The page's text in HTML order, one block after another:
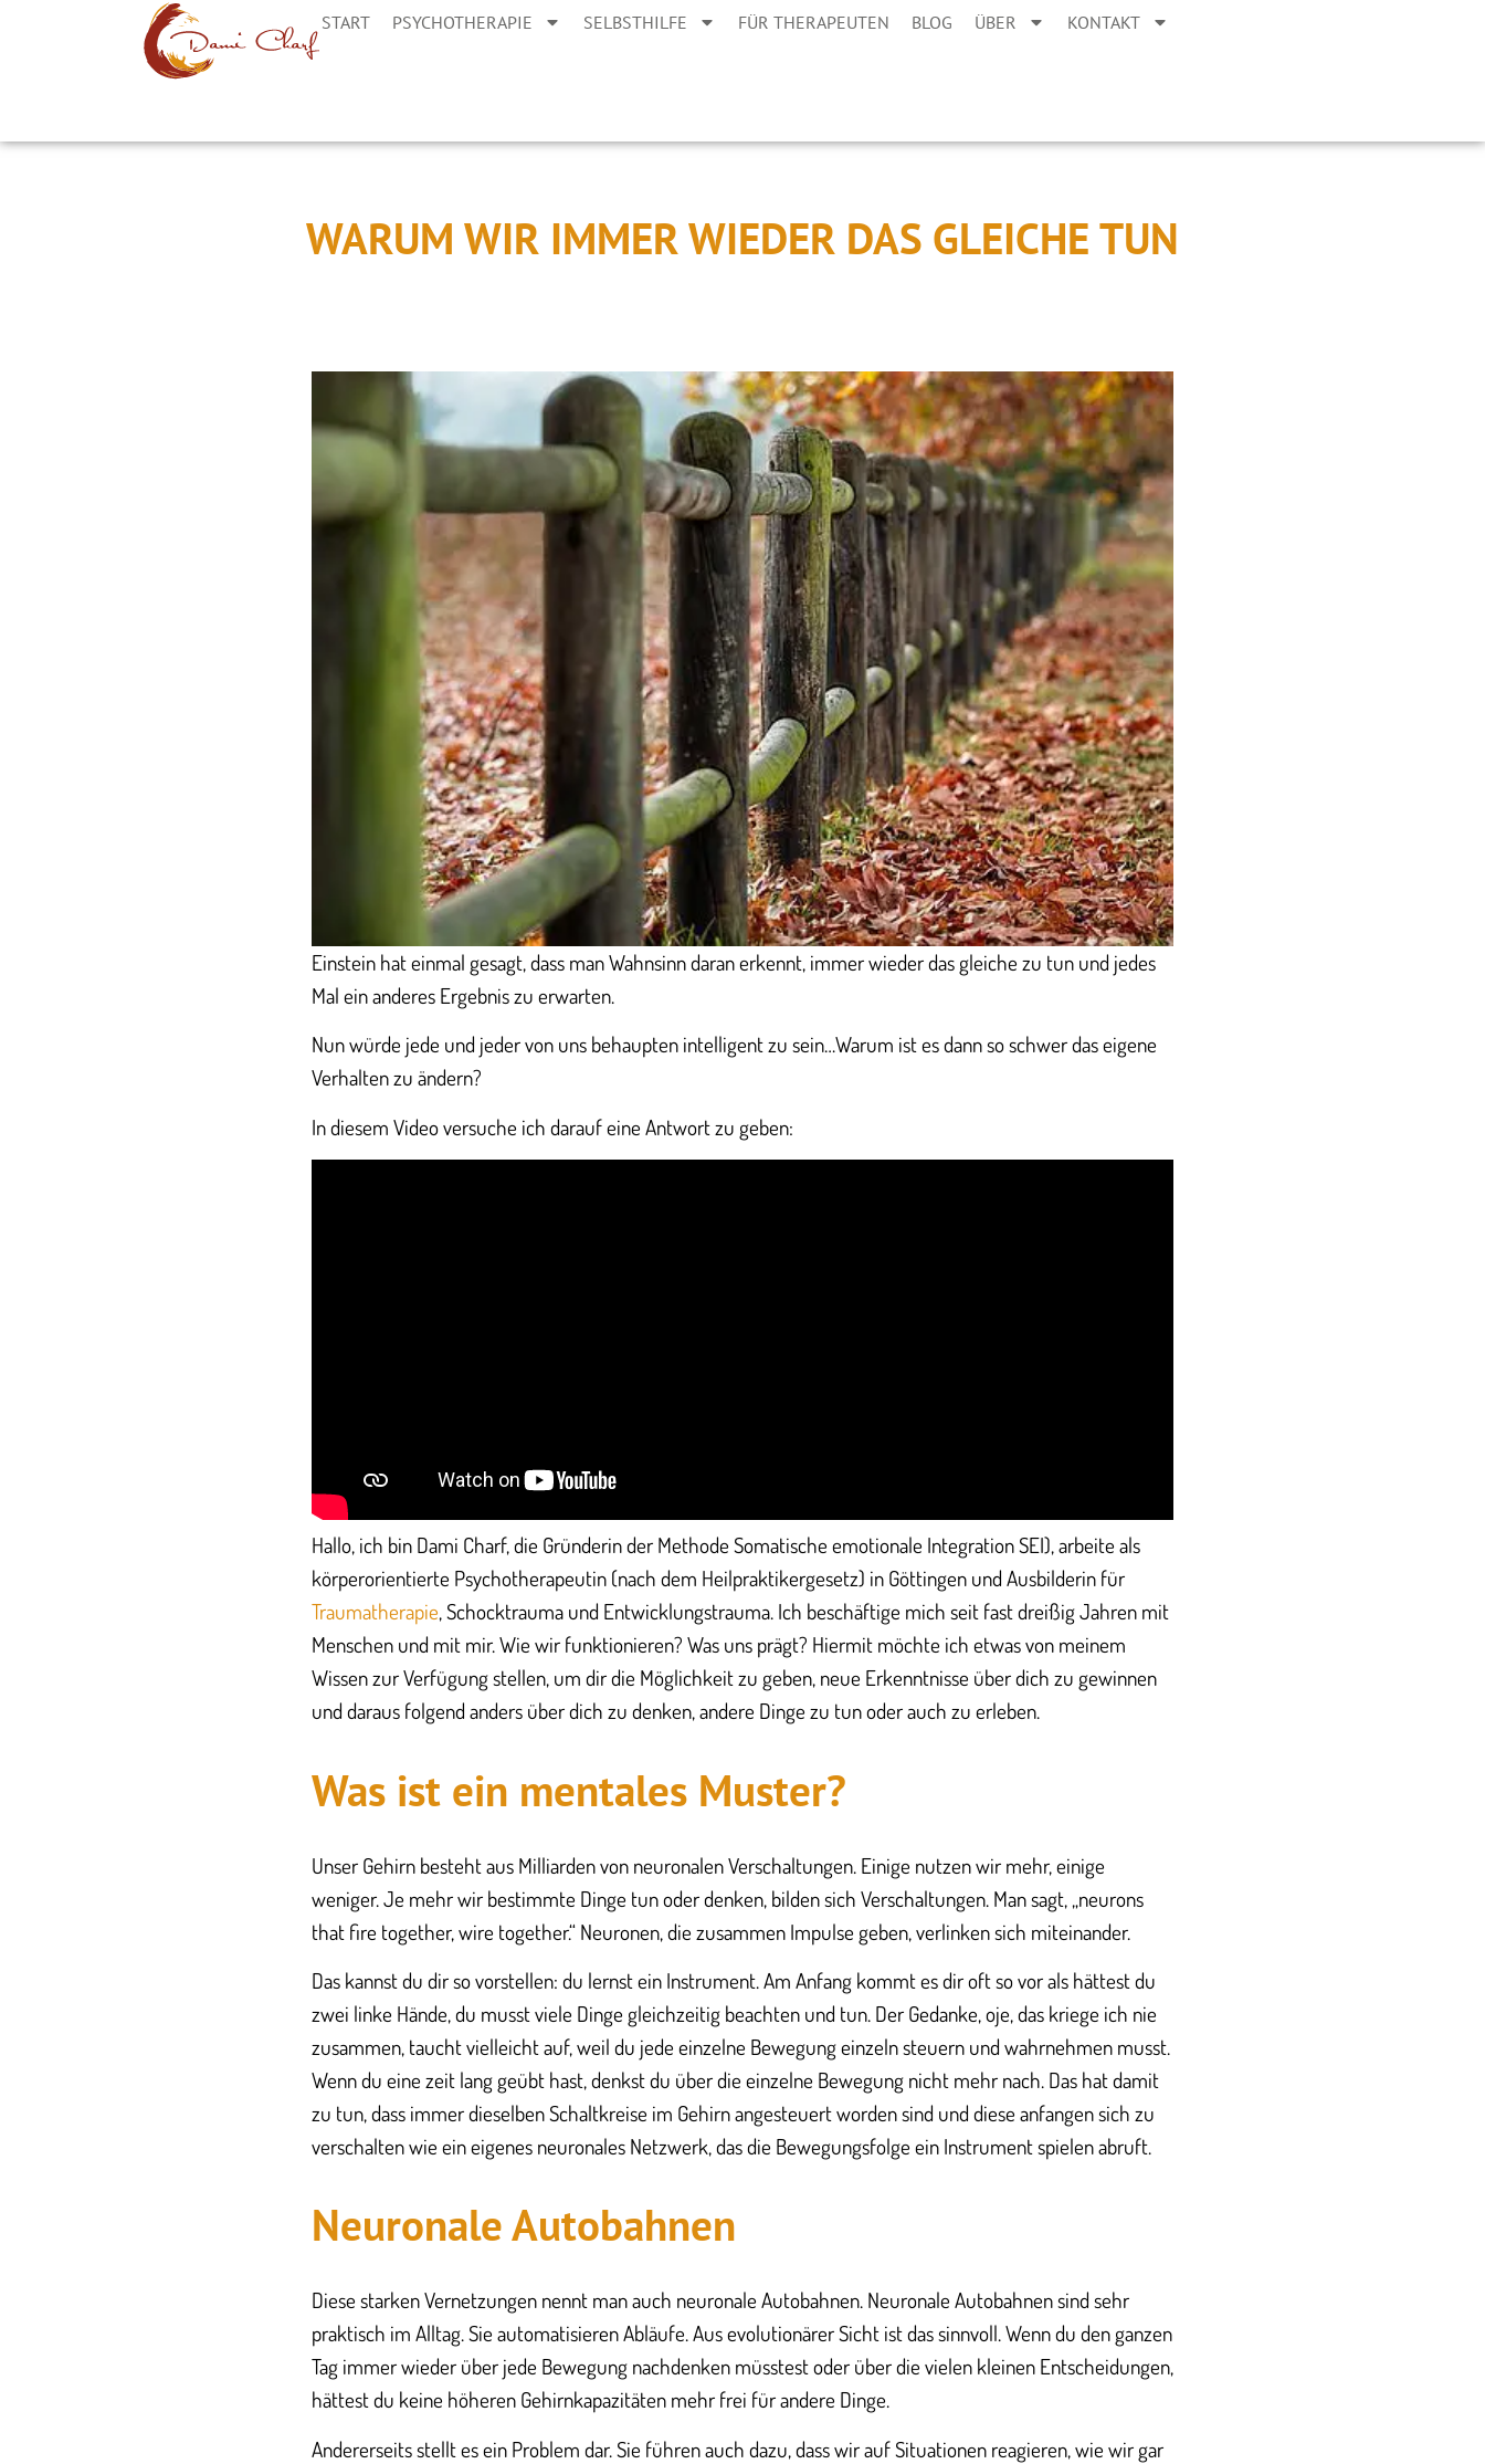
START PSYCHOTHERAPIE SELBSTHILFE FÜR THERAPEUTEN BLOG ÜBER KONTAKT
WARUM WIR IMMER WIEDER DAS GLEICHE TUN
Einstein hat einmal gesagt, dass man Wahnsinn daran erkennt, immer wieder das gleiche zu tun und jedes
Mal ein anderes Ergebnis zu erwarten.
Nun würde jede und jeder von uns behaupten intelligent zu sein…Warum ist es dann so schwer das eigene
Verhalten zu ändern?
In diesem Video versuche ich darauf eine Antwort zu geben:
Hallo, ich bin Dami Charf, die Gründerin der Methode Somatische emotionale Integration SEI), arbeite als
körperorientierte Psychotherapeutin (nach dem Heilpraktikergesetz) in Göttingen und Ausbilderin für
Traumatherapie, Schocktrauma und Entwicklungstrauma. Ich beschäftige mich seit fast dreißig Jahren mit
Menschen und mit mir. Wie wir funktionieren? Was uns prägt? Hiermit möchte ich etwas von meinem
Wissen zur Verfügung stellen, um dir die Möglichkeit zu geben, neue Erkenntnisse über dich zu gewinnen
und daraus folgend anders über dich zu denken, andere Dinge zu tun oder auch zu erleben.
Was ist ein mentales Muster?
Unser Gehirn besteht aus Milliarden von neuronalen Verschaltungen. Einige nutzen wir mehr, einige
weniger. Je mehr wir bestimmte Dinge tun oder denken, bilden sich Verschaltungen. Man sagt, „neurons
that fire together, wire together.“ Neuronen, die zusammen Impulse geben, verlinken sich miteinander.
Das kannst du dir so vorstellen: du lernst ein Instrument. Am Anfang kommt es dir oft so vor als hättest du
zwei linke Hände, du musst viele Dinge gleichzeitig beachten und tun. Der Gedanke, oje, das kriege ich nie
zusammen, taucht vielleicht auf, weil du jede einzelne Bewegung einzeln steuern und wahrnehmen musst.
Wenn du eine zeit lang geübt hast, denkst du über die einzelne Bewegung nicht mehr nach. Das hat damit
zu tun, dass immer dieselben Schaltkreise im Gehirn angesteuert worden sind und diese anfangen sich zu
verschalten wie ein eigenes neuronales Netzwerk, das die Bewegungsfolge ein Instrument spielen abruft.
Neuronale Autobahnen
Diese starken Vernetzungen nennt man auch neuronale Autobahnen. Neuronale Autobahnen sind sehr
praktisch im Alltag. Sie automatisieren Abläufe. Aus evolutionärer Sicht ist das sinnvoll. Wenn du den ganzen
Tag immer wieder über jede Bewegung nachdenken müsstest oder über die vielen kleinen Entscheidungen,
hättest du keine höheren Gehirnkapazitäten mehr frei für andere Dinge.
Andererseits stellt es ein Problem dar. Sie führen auch dazu, dass wir auf Situationen reagieren, wie wir gar